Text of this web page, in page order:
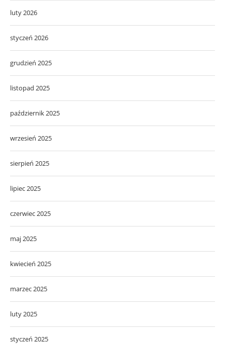
luty 2026
styczeń 2026
grudzień 2025
listopad 2025
październik 2025
wrzesień 2025
sierpień 2025
lipiec 2025
czerwiec 2025
maj 2025
kwiecień 2025
marzec 2025
luty 2025
styczeń 2025